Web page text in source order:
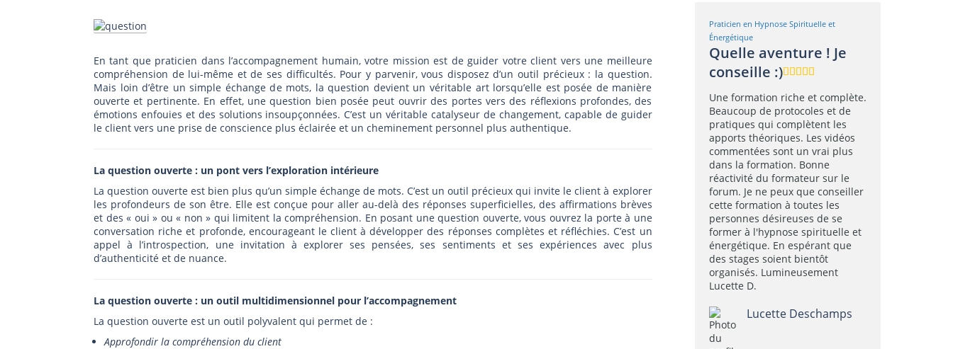
En tant que praticien dans l’accompagnement humain, votre mission est de guider votre client vers une meilleure
compréhension de lui-même et de ses difficultés. Pour y parvenir, vous disposez d’un outil précieux : la question.
Mais loin d’être un simple échange de mots, la question devient un véritable art lorsqu’elle est posée de manière
ouverte et pertinente. En effet, une question bien posée peut ouvrir des portes vers des réflexions profondes, des
émotions enfouies et des solutions insoupçonnées. C’est un véritable catalyseur de changement, capable de guider
le client vers une prise de conscience plus éclairée et un cheminement personnel plus authentique.
La question ouverte : un pont vers l’exploration intérieure
La question ouverte est bien plus qu’un simple échange de mots. C’est un outil précieux qui invite le client à explorer
les profondeurs de son être. Elle est conçue pour aller au-delà des réponses superficielles, des affirmations brèves
et des « oui » ou « non » qui limitent la compréhension. En posant une question ouverte, vous ouvrez la porte à une
conversation riche et profonde, encourageant le client à développer des réponses complètes et réfléchies. C’est un
appel à l’introspection, une invitation à explorer ses pensées, ses sentiments et ses expériences avec plus
d’authenticité et de nuance.
La question ouverte : un outil multidimensionnel pour l’accompagnement
La question ouverte est un outil polyvalent qui permet de :
Approfondir la compréhension du client
Praticien en Hypnose Spirituelle et
Énergétique
Quelle aventure ! Je
conseille :)
Une formation riche et complète.
Beaucoup de protocoles et de
pratiques qui complètent les
apports théoriques. Les vidéos
commentées sont un vrai plus
dans la formation. Bonne
réactivité du formateur sur le
forum. Je ne peux que conseiller
cette formation à toutes les
personnes désireuses de se
former à l'hypnose spirituelle et
énergétique. En espérant que
des stages soient bientôt
organisés. Lumineusement
Lucette D.
Lucette Deschamps